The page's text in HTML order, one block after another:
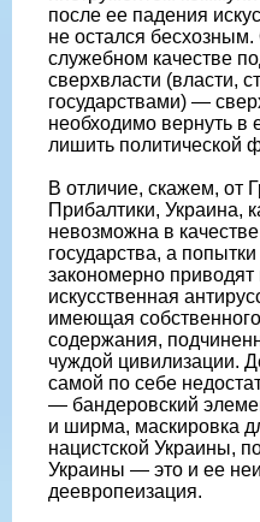
после ее падения
не остался
служебном качестве
сверхвласти (власти,
государствами) —
необходимо вернуть в
лишить политической
В отличие, скажем, от
Прибалтики, Украина,
невозможна в
государства, а
закономерно
искусственная
имеющая
содержания,
чуждой цивилизации.
самой по себе
— бандеровский
и ширма, маскировка
нацистской Украины,
Украины — это и ее
деевропеизация.